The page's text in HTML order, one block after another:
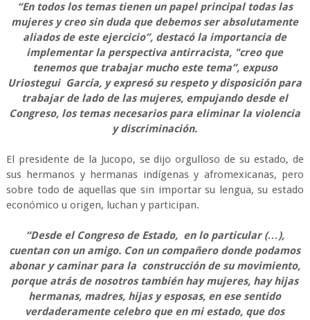
“En todos los temas tienen un papel principal todas las
mujeres y creo sin duda que debemos ser absolutamente
aliados de este ejercicio”, destacó la importancia de
implementar la perspectiva antirracista, "creo que
tenemos que trabajar mucho este tema”, expuso
Uriostegui García, y expresó su respeto y disposición para
trabajar de lado de las mujeres, empujando desde el
Congreso, los temas necesarios para eliminar la violencia
y discriminación.
El presidente de la Jucopo, se dijo orgulloso de su estado, de
sus hermanos y hermanas indígenas y afromexicanas, pero
sobre todo de aquellas que sin importar su lengua, su estado
económico u origen, luchan y participan.
“Desde el Congreso de Estado, en lo particular (…),
cuentan con un amigo. Con un compañero donde podamos
abonar y caminar para la construcción de su movimiento,
porque atrás de nosotros también hay mujeres, hay hijas
hermanas, madres, hijas y esposas, en ese sentido
verdaderamente celebro que en mi estado, que dos